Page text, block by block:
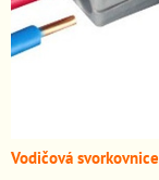
Vodičová svorkovnice